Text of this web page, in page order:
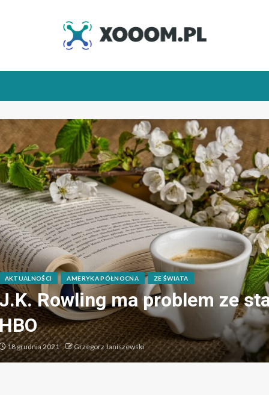
AKTUALNOŚCI AMERYKA PÓŁNOCNA ZE ŚWIATA
Rowling ma problem ze
18 grudnia 2021 Grzegorz Janiszewski